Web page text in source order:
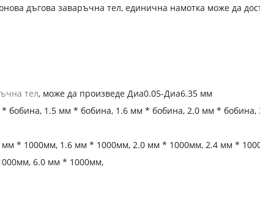
дъгова заваръчна тел, единична намотка може да
тел, може да произведе Диа0.05-Диа6.35 мм
бобина, 1.5 мм * бобина, 1.6 мм * бобина, 2.0 мм *
мм * 1000мм, 1.6 мм * 1000мм, 2.0 мм * 1000мм, 2.4 мм *
6.0 мм * 1000мм,